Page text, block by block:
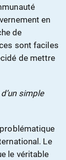
en
de
sont faciles
de mettre
simple
Le
le véritable